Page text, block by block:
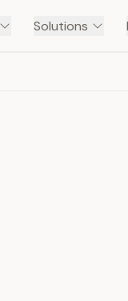
Solutions